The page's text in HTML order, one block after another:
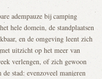
adempauze bij camping
hele domein, de standplaatsen
en de omgeving leent zich
uitzicht op het meer van
verlengen, of zich gewoon
de stad: evenzoveel manieren